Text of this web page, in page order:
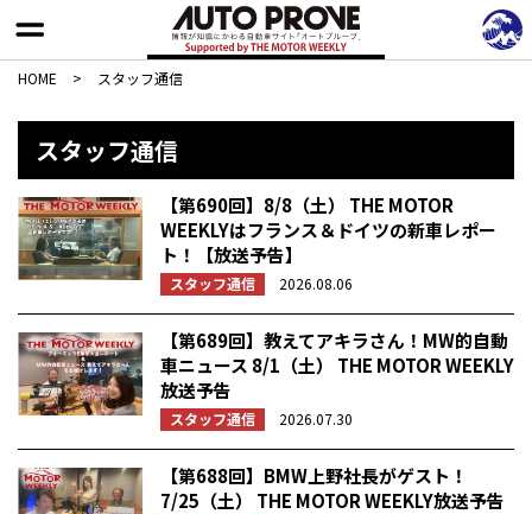
HOME > スタッフ通信
スタッフ通信
【第690回】8/8（土） THE MOTOR
WEEKLYはフランス＆ドイツの新車レポー
ト！【放送予告】
スタッフ通信 2026.08.06
【第689回】教えてアキラさん！MW的自動
車ニュース 8/1（土） THE MOTOR WEEKLY
放送予告
スタッフ通信 2026.07.30
【第688回】BMW上野社長がゲスト！
7/25（土） THE MOTOR WEEKLY放送予告